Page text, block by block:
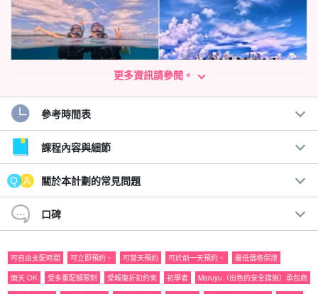
前往神奇島嶼「巴拉斯島」的浮潛之旅。
上岸到 Barras Island 浮潛，這是一座完全由珊瑚碎片組成的奇妙島
嶼！
與海龜、色彩繽紛的珊瑚礁和熱帶魚類一起游泳的機率很高。
建議：
更多資訊請參閱。
參考時間表
課程內容與細節
關於本計劃的常見問題
口碑
可自由支配時間 可立即預約。 可當天預約 可於前一天預約。
最低價格保證
雨天 OK
受多重配額限制 受報復折扣約束 初學者
Maruyu（出色的安全措施）承包商